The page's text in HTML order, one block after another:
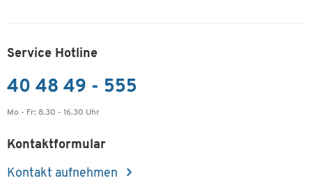
Service Hotline
40 48 49 - 555
Mo - Fr: 8.30 - 16.30 Uhr
Kontaktformular
Kontakt aufnehmen